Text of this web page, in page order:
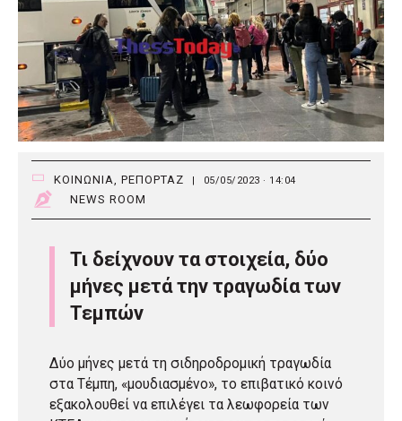
ΚΟΙΝΩΝΙΑ ΡΕΠΟΡΤΑΖ | 05/05/2023 · 14:04
NEWS ROOM
Τι δείχνουν τα στοιχεία, δύο
μήνες μετά την τραγωδία των
Τεμπών
Δύο μήνες μετά τη σιδηροδρομική τραγωδία
στα Τέμπη, «μουδιασμένο», το επιβατικό κοινό
εξακολουθεί να επιλέγει τα λεωφορεία των